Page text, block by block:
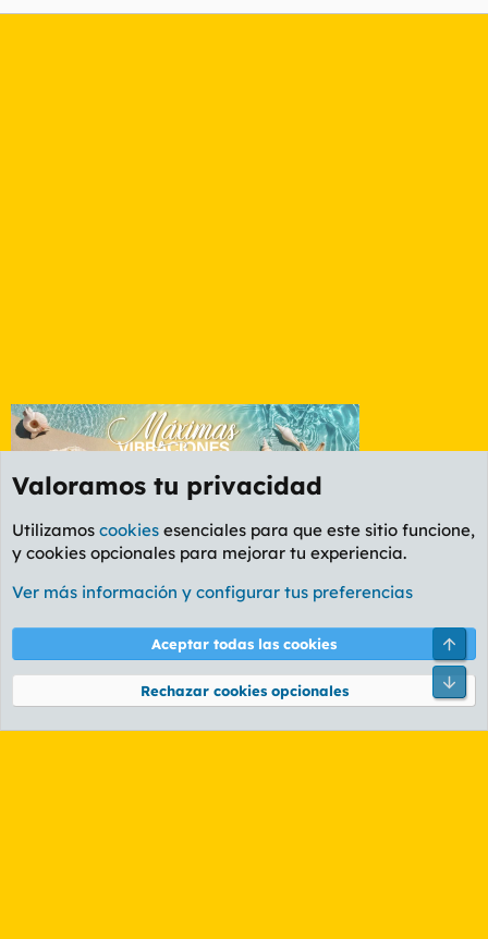
Etiquetas
Cookies
PL OLDSTYLE AMARILLO
Términos y reglas Política de privacidad Ayuda
Community platform by XenForo® © 2010-2026 XenForo Ltd.
Valoramos tu privacidad
Utilizamos cookies esenciales para que este sitio funcione,
y cookies opcionales para mejorar tu experiencia.
Ver más información y configurar tus preferencias
Aceptar todas las cookies
Rechazar cookies opcionales
Pie